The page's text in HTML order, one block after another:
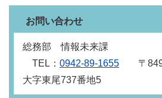
お問い合わせ
総務部 情報未来課
TEL： 0942‐89‐1655 〒
大字東尾737番地5